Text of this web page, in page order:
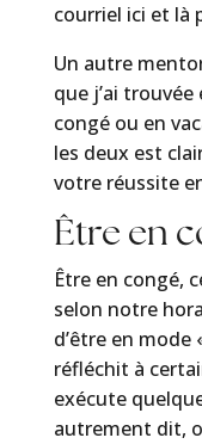
courriel ici et là
Un autre
que j’ai
congé ou en
les deux est
votre réussite
Être en
Être en congé,
selon notre
d’être en mode
réfléchit à
exécute
autrement dit,